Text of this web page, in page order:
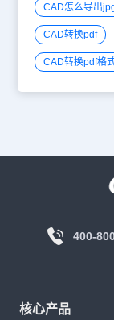
CAD怎么导出
CAD转换pdf
CAD转换pdf格
400-
核心产品